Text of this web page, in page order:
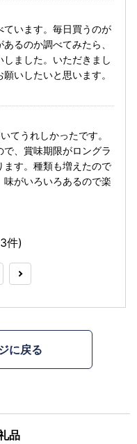
ています。毎日買うのが
るのか調べてみたら、
ました。いただきまし
いしたいと思います。
てうれしかったです。
、賞味期限がロングラ
ます。種類も増えたので
がいろいろあるので楽
件)
に戻る
品